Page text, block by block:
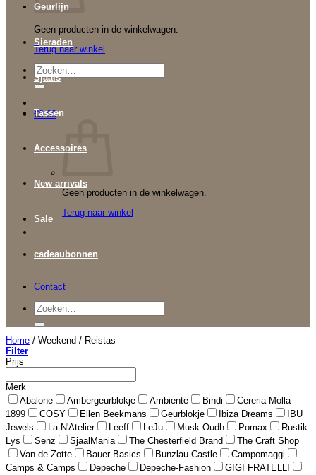
Geen producten in de winkelwagen.
Terug naar winkel
Zoeken
naar:
€0.00
Geen producten in de winkelwagen.
Terug naar winkel
Geurlijn
Sieraden
Sjaals
Tassen
Accessoires
New arrivals
Sale
cadeaubonnen
Contact
Zoeken
naar:
Home / Weekend / Reistas
Filter
Prijs
Merk
Abalone
Ambergeurblokje Ambiente Bindi
Cereria Molla
1899
COSY Ellen Beekmans Geurblokje Ibiza Dreams
IBU
Jewels
La N'Atelier Leeff LeJu Musk-Oudh Pomax
Rustik
Lys
Senz SjaalMania The Chesterfield Brand
The Craft Shop
Van de Zotte
Bauer Basics Bunzlau Castle
Campomaggi
Camps & Camps
Depeche Depeche-Fashion
GIGI FRATELLI